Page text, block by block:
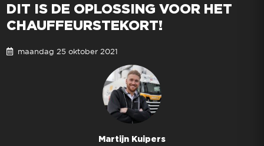
DIT IS DE OPLOSSING VOOR HET
CHAUFFEURSTEKORT!
maandag 25 oktober 2021
Martijn Kuipers